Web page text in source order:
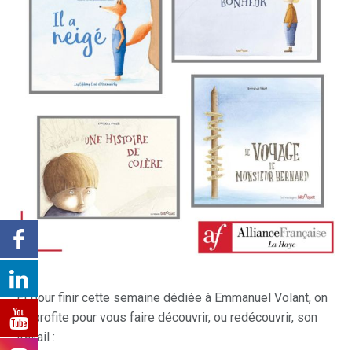
Et pour finir cette semaine dédiée à Emmanuel Volant, on
en profite pour vous faire découvrir, ou redécouvrir, son
travail :